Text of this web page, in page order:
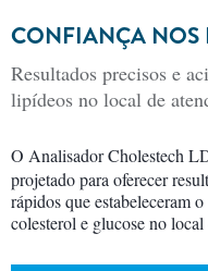
CONFIANÇA NOS
Resultados precisos e
lipídeos no local de
O Analisador Cholestech
projetado para oferecer
rápidos que estabeleceram
colesterol e glucose no